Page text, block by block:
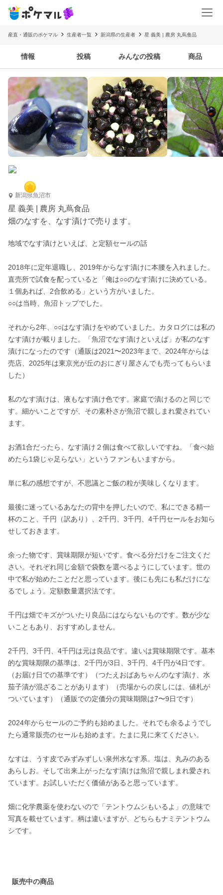
産直・通販のポケマル 生産者一覧 新潟県の生産者 星 義美 | 農房 丸蔦食品
情報 投稿 みんなの投稿 商品
新潟県魚沼市
星 義美 | 農房 丸蔦食品
畑のなすを、なす漬けで売ります。
地域でなす漬けといえば、と定額セールの話
2018年に定年退職し、2019年からなす漬けに本腰を入れました。
直売所で試食を配っていると「俺は○○のなす漬けに決めている。
１個あれば、2合飲める」という方がいました。
○○は当時、魚沼トップでした。
それから2年、○○はなす漬けをやめていました。カタログには私の
なす漬けが載りました。「魚沼でなす漬けといえば」が私のなす
漬けになったのです（通販は2021〜2023年まで、2024年からは
売店、2025年は東京光が丘のおにぎり屋さんでも売ってもらいま
した）
私のなす漬けは、液もなす漬け色です。家庭で漬けるのと同じで
す。細かいことですが、その素朴さが魚沼で親しまれ愛されてい
ます。
お酒1合だったら、なす漬け２個は食べて欲しいですね。「食べ始
めたら1袋じゃ足らない」というファンもいますから。
単に私の感想ですが、不思議とご飯の粒が美味しくなります。
最後に迷っているあなたの背中を押したいので、私にできる精一
杯のこと、千円（訳あり）、2千円、3千円、4千円セールをお知ら
せしておきます。
余った物です、賞味期限が短いです。食べる分だけをご注文くだ
さい。それぞれ同じ金額で袋数を選べるようにしています。世の
中で私が始めたことだと思っています。後にも先にも私だけにな
るでしょう。定額数量選択法です。
千円は畑でキズがついたり良品にはならないものです。数が少な
いこともあり、おすすめしません。
2千円、3千円、4千円は元は良品です。違いは賞味期限です。基本
的な賞味期限の基準は、2千円が3日、3千円、4千円が4日です。
（お届け日での基準です）（つたえおばあちゃんのなす漬け、水
茄子漬が混ざることがあります）（売場からの戻しには、値札が
ついています）（通販での定価分の賞味期限は7〜9日です）
2024年からセールのご予約も始めました。それでも余るようでし
たら通常販売のセールも始めます。たまに見に来てください。
なすは、うす皮でみずみずしい泉州水なす系。塩は、丸みのある
あらしお。そして出来上がったなす漬けは魚沼で親しまれ愛され
ています。お試しいただく価値があると思っています。
畑に化学農薬を使わないので「テントウムシもいるよ」の意味で
写真を載せています。柄は違いますが、どちらもナミテントウム
シです。
販売中の商品